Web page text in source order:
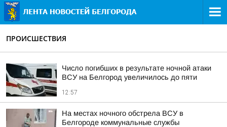
ПРОИСШЕСТВИЯ
Число погибших в результате ночной атаки
ВСУ на Белгород увеличилось до пяти
12:57
На местах ночного обстрела ВСУ в
Белгороде коммунальные службы